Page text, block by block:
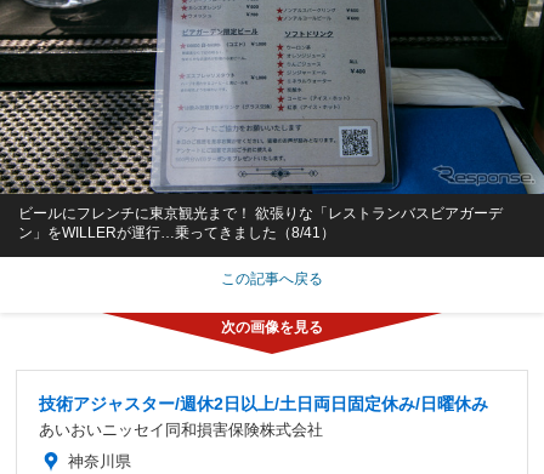
ビールにフレンチに東京観光まで！ 欲張りな「レストランバスビアガーデ
ン」をWILLERが運行…乗ってきました（8/41）
この記事へ戻る
技術アジャスター/週休2日以上/土日両日固定休み/日曜休み
あいおいニッセイ同和損害保険株式会社
神奈川県